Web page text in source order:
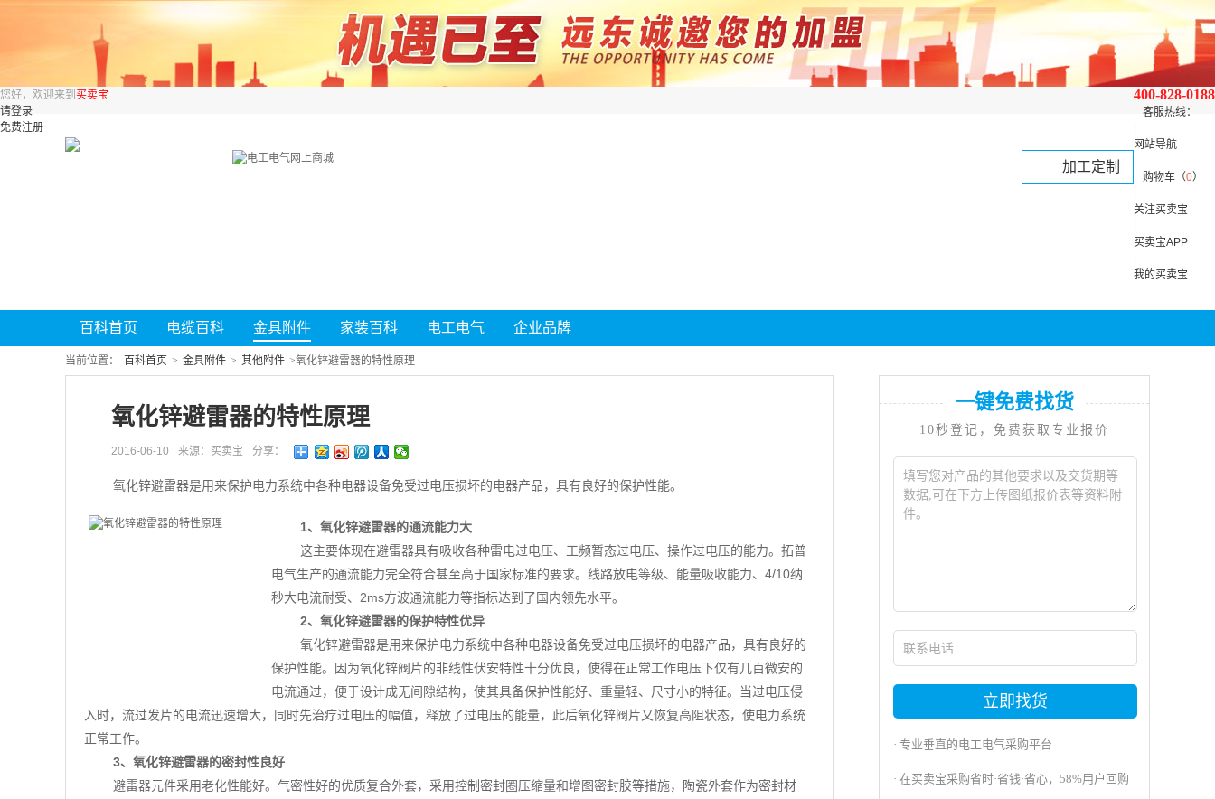
400-828-0188
客服热线：
网站导航
购物车（0）
关注买卖宝
买卖宝APP
我的买卖宝
您好，欢迎来到 买卖宝
请登录
免费注册
加工定制
百科首页 电缆百科 金具附件 家装百科 电工电气 企业品牌
当前位置： 百科首页 > 金具附件 > 其他附件 >氧化锌避雷器的特性原理
氧化锌避雷器的特性原理
2016-06-10 来源：买卖宝 分享：
氧化锌避雷器是用来保护电力系统中各种电器设备免受过电压损坏的电器产品，具有良好的保护性能。
1、氧化锌避雷器的通流能力大
这主要体现在避雷器具有吸收各种雷电过电压、工频暂态过电压、操作过电压的能力。拓普
电气生产的通流能力完全符合甚至高于国家标准的要求。线路放电等级、能量吸收能力、4/10纳
秒大电流耐受、2ms方波通流能力等指标达到了国内领先水平。
2、氧化锌避雷器的保护特性优异
氧化锌避雷器是用来保护电力系统中各种电器设备免受过电压损坏的电器产品，具有良好的
保护性能。因为氧化锌阀片的非线性伏安特性十分优良，使得在正常工作电压下仅有几百微安的
电流通过，便于设计成无间隙结构，使其具备保护性能好、重量轻、尺寸小的特征。当过电压侵
入时，流过发片的电流迅速增大，同时先治疗过电压的幅值，释放了过电压的能量，此后氧化锌阀片又恢复高阻状态，使电力系统
正常工作。
3、氧化锌避雷器的密封性良好
避雷器元件采用老化性能好。气密性好的优质复合外套，采用控制密封圈压缩量和增图密封胶等措施，陶瓷外套作为密封材
一键免费找货
10秒登记，免费获取专业报价
立即找货
· 专业垂直的电工电气采购平台
· 在买卖宝采购省时·省钱·省心，58%用户回购